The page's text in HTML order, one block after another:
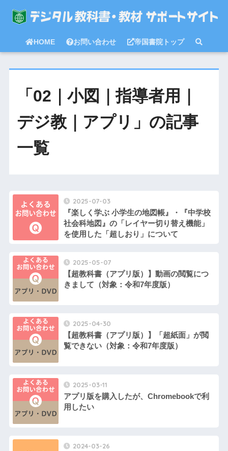
HOME お問い合わせ 帝国書院トップ
「02｜小図｜指導者用｜
デジ教｜アプリ」の記事
一覧
2025-07-03
『楽しく学ぶ 小学生の地図帳』・『中学校
社会科地図』の「レイヤー切り替え機能」
を使用した「超しおり」について
2025-05-07
【超教科書（アプリ版）】動画の閲覧につ
きまして（対象：令和7年度版）
2025-04-30
【超教科書（アプリ版）】「超紙面」が閲
覧できない（対象：令和7年度版）
2025-03-11
アプリ版を購入したが、Chromebookで利
用したい
2024-03-26